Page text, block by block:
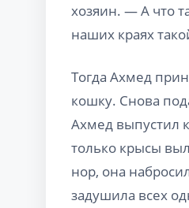
хозяин. — А что
наших краях
Тогда Ахмед
кошку. Снова
Ахмед выпустил
только крысы
нор, она
задушила всех